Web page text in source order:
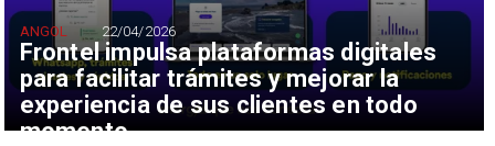
Frontel impulsa plataformas digitales
para facilitar trámites y mejorar la
experiencia de sus clientes en todo
momento
ANGOL 22/04/2026